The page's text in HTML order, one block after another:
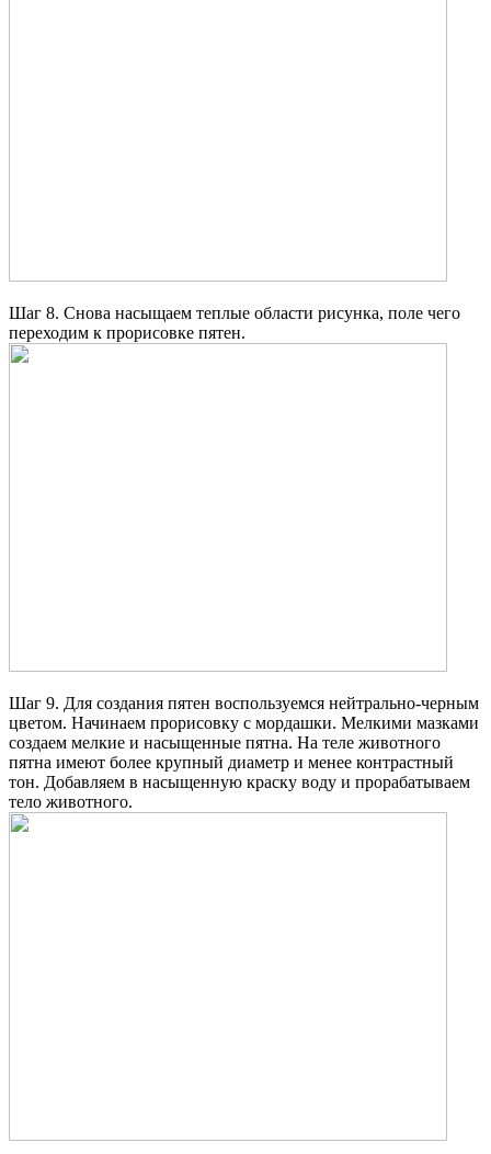
Шаг 8. Снова насыщаем теплые области рисунка, поле чего
переходим к прорисовке пятен.
Шаг 9. Для создания пятен воспользуемся нейтрально-черным
цветом. Начинаем прорисовку с мордашки. Мелкими мазками
создаем мелкие и насыщенные пятна. На теле животного
пятна имеют более крупный диаметр и менее контрастный
тон. Добавляем в насыщенную краску воду и прорабатываем
тело животного.